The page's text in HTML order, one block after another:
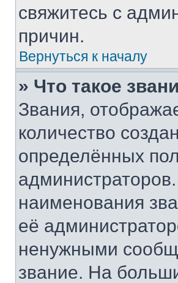
свяжитесь с
причин.
Вернуться к началу
» Что такое
Звания,
количество
определённых
наименования
её
ненужными
звание. На